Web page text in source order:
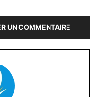
UN COMMENTAIRE